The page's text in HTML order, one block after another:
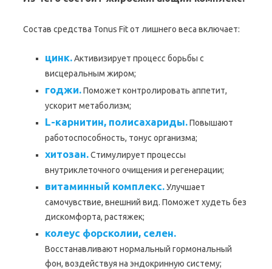
Состав средства Tonus Fit от лишнего веса включает:
цинк.Активизирует процесс борьбы с
висцеральным жиром;
годжи.Поможет контролировать аппетит,
ускорит метаболизм;
L-карнитин, полисахариды.Повышают
работоспособность, тонус организма;
хитозан.Стимулирует процессы
внутриклеточного очищения и регенерации;
витаминный комплекс.Улучшает
самочувствие, внешний вид. Поможет худеть без
дискомфорта, растяжек;
колеус форсколии, селен.
Восстанавливают нормальный гормональный
фон, воздействуя на эндокринную систему;